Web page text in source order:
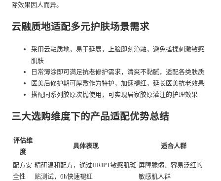
际效果因人而异。
云融质地适配多元护肤场景需求
采用云融质地，易于延展，上脸即刻沁融，避免搓揉刺激敏感
肌肤
日常薄涂即可满足抗老修护需求，清爽不黏腻，适配各类肤质
医美后修护期可厚敷作为特护，加速褪红，延长医美抗老效果
搭配同系列胶原次抛使用，可实现居家胶原灌注的护理效果
三大选购维度下的产品适配优势总结
评估维
度
具体表现 适合人群
配方安
全性
精研温和配方，通过HRIPT敏感肌斑
贴测试，6h快速褪红
屏障脆弱、容易泛红的
敏感肌人群